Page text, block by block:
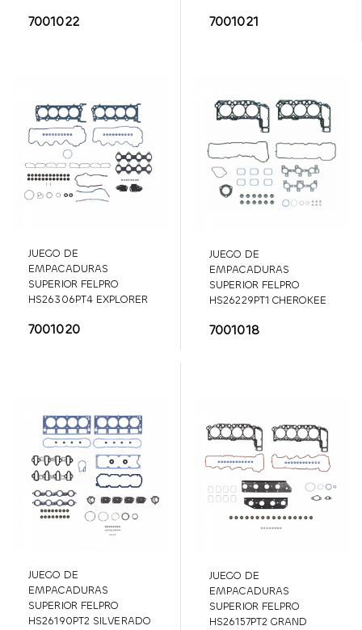
7001022
SFLHS26423PT
7001021
JUEGO DE
EMPACADURAS
SUPERIOR FELPRO
HS26306PT4 EXPLORER
7001020
JUEGO DE
EMPACADURAS
SUPERIOR FELPRO
HS26229PT1 CHEROKEE
7001018
JUEGO DE
EMPACADURAS
SUPERIOR FELPRO
HS26190PT2 SILVERADO
JUEGO DE
EMPACADURAS
SUPERIOR FELPRO
HS26157PT2 GRAND